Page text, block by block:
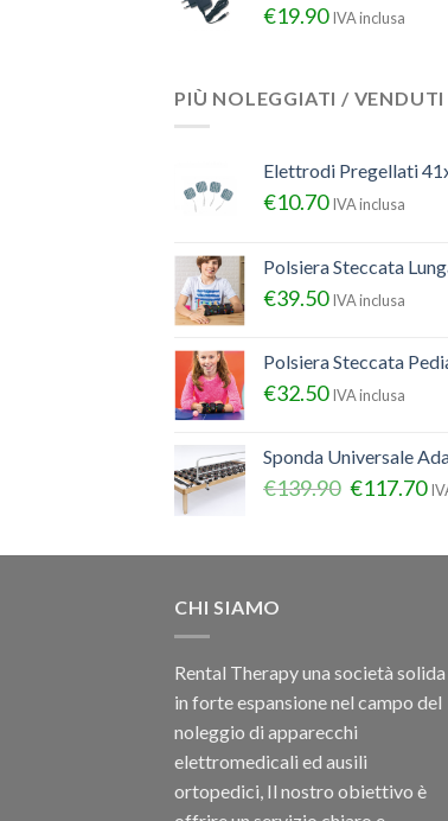
€19.90 IVA inclusa
PIÙ NOLEGGIATI / VENDUTI
Elettrodi Pregellati
€10.70 IVA inclusa
Polsiera Steccata
€39.50 IVA inclusa
Polsiera Steccata
€32.50 IVA inclusa
Sponda Universale
€139.90 €117.70
CHI SIAMO
Rental Therapy una società solida
in forte espansione nel campo del
noleggio di apparecchi
elettromedicali ed ausili
ortopedici, Il nostro obiettivo è